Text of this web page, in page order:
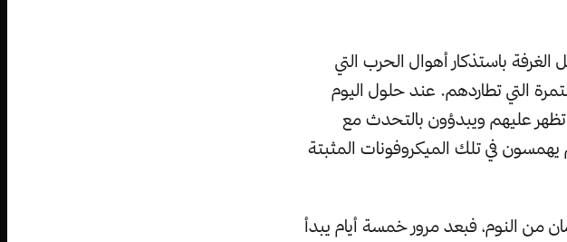
الغرفة باستذكار أهوال الحرب التي
التي تطاردهم. عند حلول اليوم
تظهر عليهم ويبدؤون بالتحدث مع
في تلك الميكروفونات المثبتة
من النوم، فبعد مرور خمسة أيام يبدأ